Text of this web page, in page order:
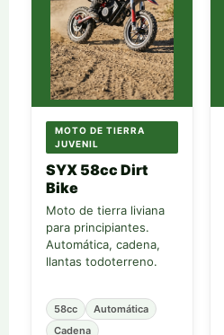
MOTO DE TIERRA
JUVENIL
SYX 58cc Dirt
Bike
Moto de tierra liviana
para principiantes.
Automática, cadena,
llantas todoterreno.
58cc
Automática
Cadena